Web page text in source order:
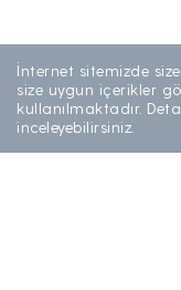
Devam Et
İnternet sitemizde
size uygun içerikler
kullanılmaktadır.
inceleyebilirsiniz.